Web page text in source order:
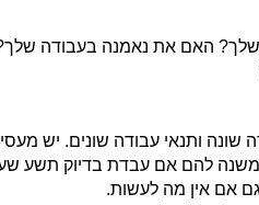
אם אין מה לעשות.